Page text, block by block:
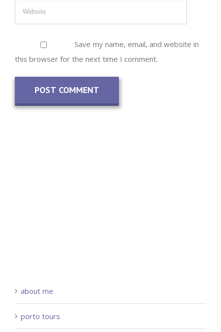
Save my name, email, and website in
this browser for the next time I comment.
about me
porto tours